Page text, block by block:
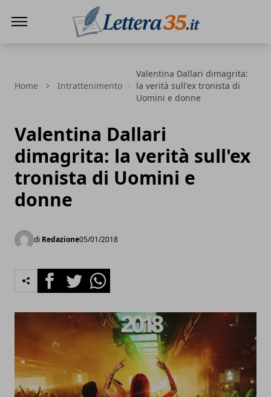
Home Intrattenimento
Valentina Dallari dimagrita:
la verità sull'ex tronista di
Uomini e donne
Valentina Dallari
dimagrita: la verità sull'ex
tronista di Uomini e
donne
di Redazione05/01/2018
FacebookTwitterWhatsapp